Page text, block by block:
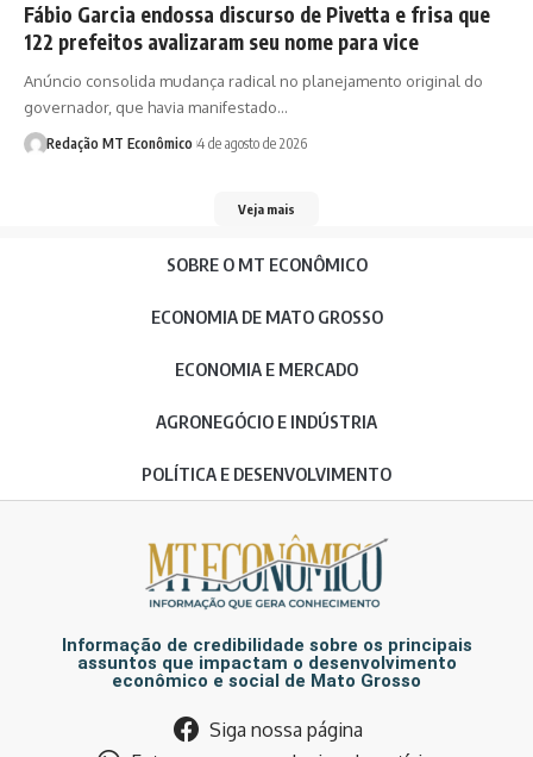
Fábio Garcia endossa discurso de Pivetta e frisa que
122 prefeitos avalizaram seu nome para vice
Anúncio consolida mudança radical no planejamento original do
governador, que havia manifestado…
Redação MT Econômico 4 de agosto de 2026
Veja mais
SOBRE O MT ECONÔMICO
ECONOMIA DE MATO GROSSO
ECONOMIA E MERCADO
AGRONEGÓCIO E INDÚSTRIA
POLÍTICA E DESENVOLVIMENTO
Informação de credibilidade sobre os principais
assuntos que impactam o desenvolvimento
econômico e social de Mato Grosso
Siga nossa página